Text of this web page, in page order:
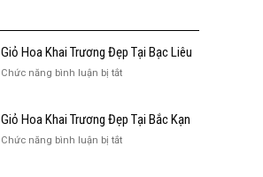
Giỏ Hoa Khai Trương Đẹp Tại Bạc Liêu
Chức năng bình luận bị tắtở
Khai
Đẹp
Giỏ Hoa Khai Trương Đẹp Tại Bắc Kạn
Chức năng bình luận bị tắtở